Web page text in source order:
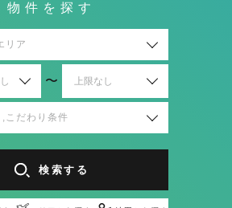
物件を探す
リア
〜
,こだわり条件
検索する